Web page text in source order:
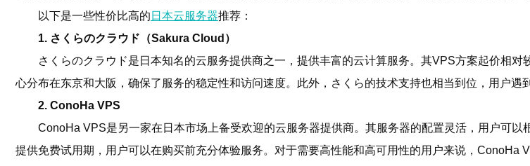
以下是一些性价比高的 日本云服务器推荐：
1. さくらのクラウド（Sakura Cloud）
さくらのクラウド是日本知名的云服务提供商之一，提供丰富的云计算服务。其VPS方案起价相
心分布在东京和大阪，确保了服务的稳定性和访问速度。此外，さくら的技术支持也相当到位，用户遇
2. ConoHa VPS
ConoHa VPS是另一家在日本市场上备受欢迎的云服务器提供商。其服务器的配置灵活，用户可
提供免费试用期，用户可以在购买前充分体验服务。对于需要高性能和高可用性的用户来说，ConoHa